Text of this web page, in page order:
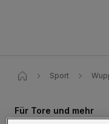
Sport
Für Tore und mehr